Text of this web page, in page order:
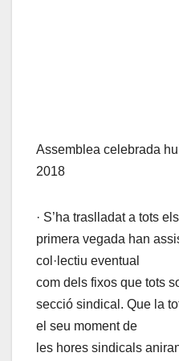
Assemblea celebrada
2018
· S’ha traslladat a tots
primera vegada han
col·lectiu eventual
com dels fixos que tots
secció sindical. Que la
el seu moment de
les hores sindicals